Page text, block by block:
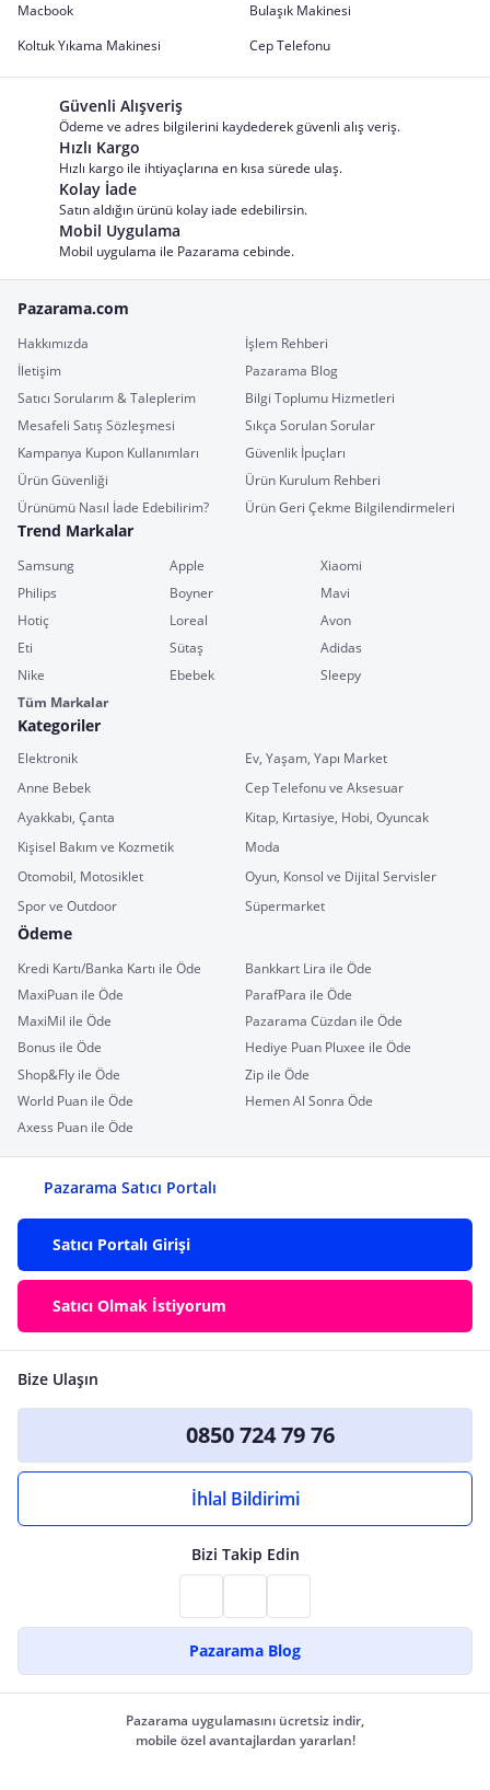
Macbook
Bulaşık Makinesi
Koltuk Yıkama Makinesi
Cep Telefonu
Güvenli Alışveriş
Ödeme ve adres bilgilerini kaydederek güvenli alış veriş.
Hızlı Kargo
Hızlı kargo ile ihtiyaçlarına en kısa sürede ulaş.
Kolay İade
Satın aldığın ürünü kolay iade edebilirsin.
Mobil Uygulama
Mobil uygulama ile Pazarama cebinde.
Pazarama.com
Hakkımızda
İşlem Rehberi
İletişim
Pazarama Blog
Satıcı Sorularım & Taleplerim
Bilgi Toplumu Hizmetleri
Mesafeli Satış Sözleşmesi
Sıkça Sorulan Sorular
Kampanya Kupon Kullanımları
Güvenlik İpuçları
Ürün Güvenliği
Ürün Kurulum Rehberi
Ürünümü Nasıl İade Edebilirim?
Ürün Geri Çekme Bilgilendirmeleri
Trend Markalar
Samsung Apple
Xiaomi
Philips
Boyner
Mavi
Hotiç
Loreal
Avon
Eti
Sütaş
Adidas
Nike
Ebebek
Sleepy
Tüm Markalar
Kategoriler
Elektronik
Ev, Yaşam, Yapı Market
Anne Bebek
Cep Telefonu ve Aksesuar
Ayakkabı, Çanta
Kitap, Kırtasiye, Hobi, Oyuncak
Kişisel Bakım ve Kozmetik
Moda
Otomobil, Motosiklet
Oyun, Konsol ve Dijital Servisler
Spor ve Outdoor
Süpermarket
Ödeme
Kredi Kartı/Banka Kartı ile Öde
Bankkart Lira ile Öde
MaxiPuan ile Öde
ParafPara ile Öde
MaxiMil ile Öde
Pazarama Cüzdan ile Öde
Bonus ile Öde
Hediye Puan Pluxee ile Öde
Shop&Fly ile Öde
Zip ile Öde
World Puan ile Öde
Hemen Al Sonra Öde
Axess Puan ile Öde
Pazarama Satıcı Portalı
Satıcı Portalı Girişi
Satıcı Olmak İstiyorum
Bize Ulaşın
0850 724 79 76
İhlal Bildirimi
Bizi Takip Edin
Pazarama Blog
Pazarama uygulamasını ücretsiz indir,
mobile özel avantajlardan yararlan!